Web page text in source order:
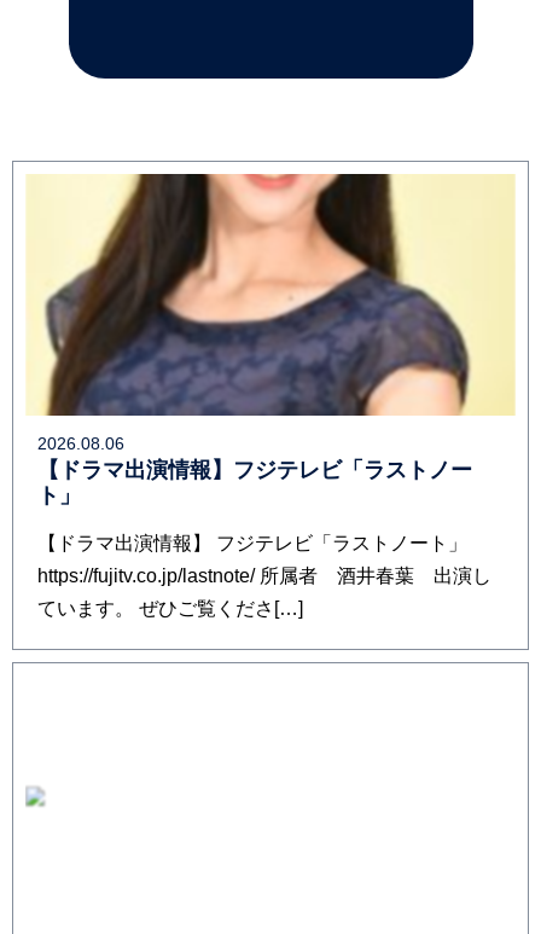
2026.08.06
【ドラマ出演情報】フジテレビ「ラストノー
ト」
【ドラマ出演情報】 フジテレビ「ラストノート」
https://fujitv.co.jp/lastnote/ 所属者 酒井春葉 出演し
ています。 ぜひご覧くださ[…]